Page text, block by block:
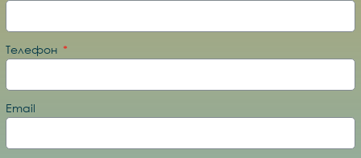
Телефон
Email